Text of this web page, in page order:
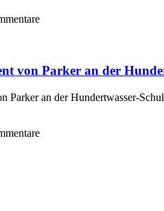
von Parker an der
Parker an der Hundertwasser-